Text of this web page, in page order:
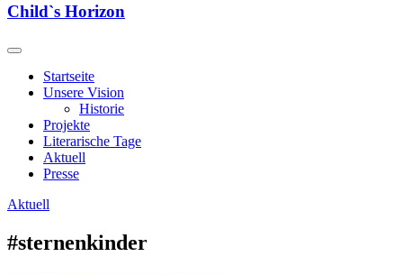
Child`s Horizon
Startseite
Unsere Vision
Historie
Projekte
Literarische Tage
Aktuell
Presse
Aktuell
#sternenkinder